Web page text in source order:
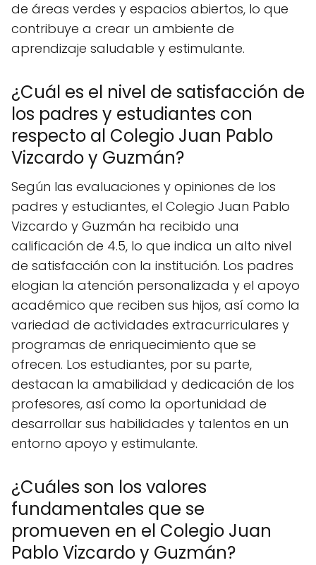
de áreas verdes y espacios abiertos, lo que
contribuye a crear un ambiente de
aprendizaje saludable y estimulante.
¿Cuál es el nivel de satisfacción de
los padres y estudiantes con
respecto al Colegio Juan Pablo
Vizcardo y Guzmán?
Según las evaluaciones y opiniones de los
padres y estudiantes, el Colegio Juan Pablo
Vizcardo y Guzmán ha recibido una
calificación de 4.5, lo que indica un alto nivel
de satisfacción con la institución. Los padres
elogian la atención personalizada y el apoyo
académico que reciben sus hijos, así como la
variedad de actividades extracurriculares y
programas de enriquecimiento que se
ofrecen. Los estudiantes, por su parte,
destacan la amabilidad y dedicación de los
profesores, así como la oportunidad de
desarrollar sus habilidades y talentos en un
entorno apoyo y estimulante.
¿Cuáles son los valores
fundamentales que se
promueven en el Colegio Juan
Pablo Vizcardo y Guzmán?